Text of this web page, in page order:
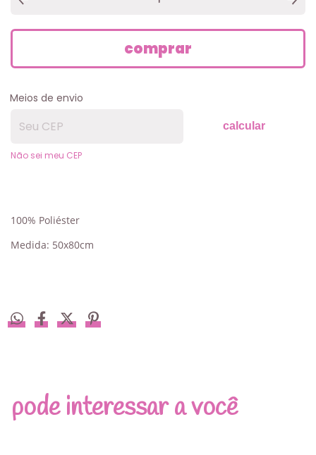
Meios de envio
calcular
Não sei meu CEP
100% Poliéster
Medida: 50x80cm
pode interessar a você